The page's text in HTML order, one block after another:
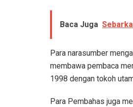
Baca Juga
Para narasumber
membawa pembaca
1998 dengan tokoh
Para Pembahas juga